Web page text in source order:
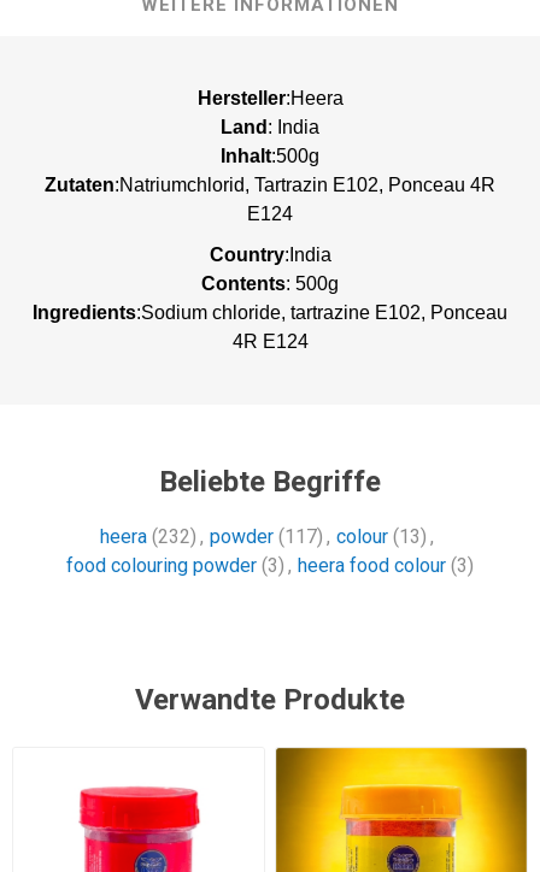
WEITERE INFORMATIONEN
Hersteller:Heera
Land : India
Inhalt:500g
Zutaten:Natriumchlorid, Tartrazin E102, Ponceau 4R
E124
Country:India
Contents: 500g
Ingredients:Sodium chloride, tartrazine E102, Ponceau
4R E124
Beliebte Begriffe
heera (232) , powder (117) , colour (13) ,
food colouring powder (3) , heera food colour (3)
Verwandte Produkte